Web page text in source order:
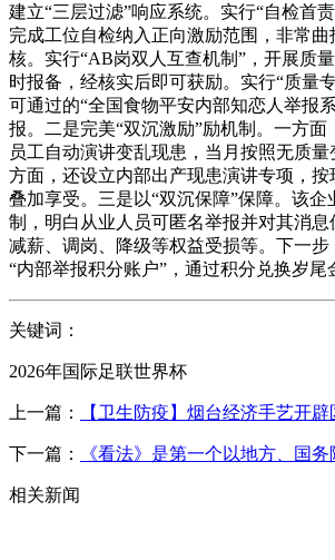
建立“三层过滤”响应系统。实行“自检首
完成工位自检纳入正向激励范围，非常
核。实行“AB岗双人互查机制”，开展质
时报备，经核实后即可获励。实行“质量
可通过的“全国食物平安内部知恋人举报
报。二是完美“双沉激励”励机制。一方面
员工自动演讲变乱现患，当月按照无质
方面，还设立内部出产现患演讲专项，
叠加享受。三是以“双沉保障”保障。该企
制，明白从业人员可匿名举报并对其消
减薪、调岗、降级等权益受损等。下一步
“内部举报积分账户”，通过积分兑换岁尾
关键词：
2026年国际足联世界杯
上一篇： 【卫生防疫】烟台经济手艺开
下一篇： 《看法》是第一个以地方、国
相关新闻